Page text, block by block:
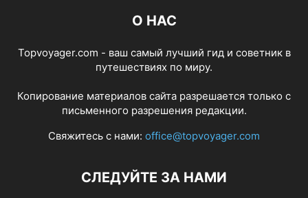
О НАС
Topvoyager.com - ваш самый лучший гид и советник в
путешествиях по миру.
Копирование материалов сайта разрешается только с
письменного разрешения редакции.
Свяжитесь с нами: office@topvoyager.com
СЛЕДУЙТЕ ЗА НАМИ